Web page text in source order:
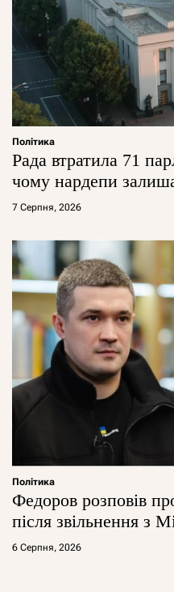
Політика
Рада втратила 71
чому нардепи
7 Серпня, 2026
Політика
Федоров розповів
після звільнення з
6 Серпня, 2026